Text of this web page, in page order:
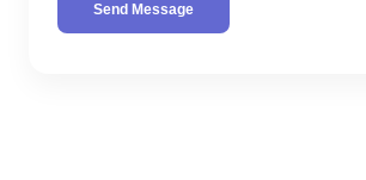
Send Message